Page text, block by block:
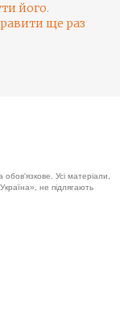
його.
ще раз
Усі матеріали,
не підлягають